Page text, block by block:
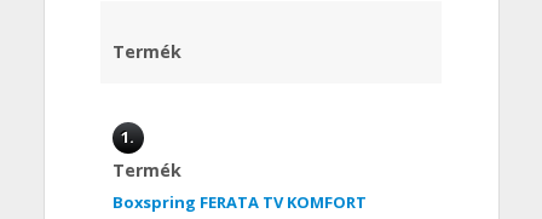
Termék
1.
Termék
Boxspring FERATA TV KOMFORT